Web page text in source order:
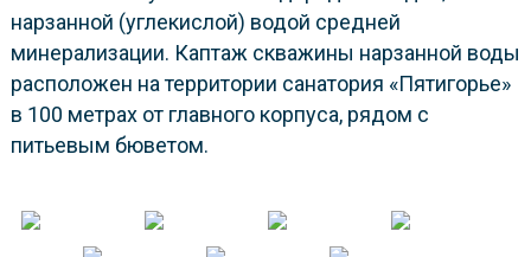
нарзанной (углекислой) водой средней
минерализации. Каптаж скважины нарзанной воды
расположен на территории санатория «Пятигорье»
в 100 метрах от главного корпуса, рядом с
питьевым бюветом.